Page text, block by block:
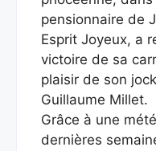
pensionnaire de
Esprit Joyeux, a
victoire de sa
plaisir de son
Guillaume Millet.
Grâce à une
dernières